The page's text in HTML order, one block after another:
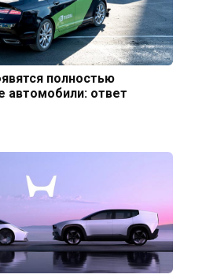
полностью
автомобили: ответ